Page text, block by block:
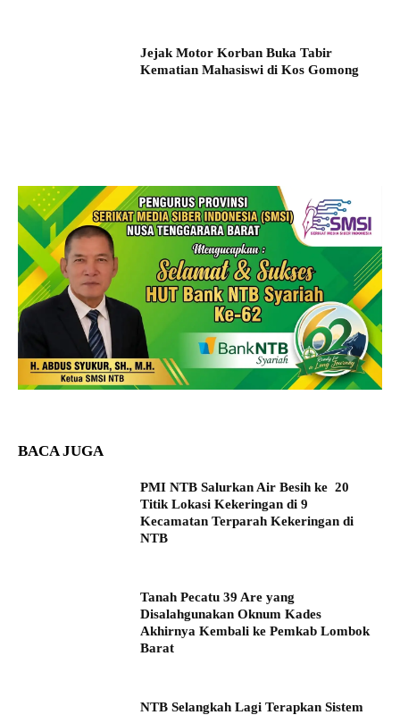
Jejak Motor Korban Buka Tabir
Kematian Mahasiswi di Kos Gomong
BACA JUGA
PMI NTB Salurkan Air Besih ke 20
Titik Lokasi Kekeringan di 9
Kecamatan Terparah Kekeringan di
NTB
Tanah Pecatu 39 Are yang
Disalahgunakan Oknum Kades
Akhirnya Kembali ke Pemkab Lombok
Barat
NTB Selangkah Lagi Terapkan Sistem